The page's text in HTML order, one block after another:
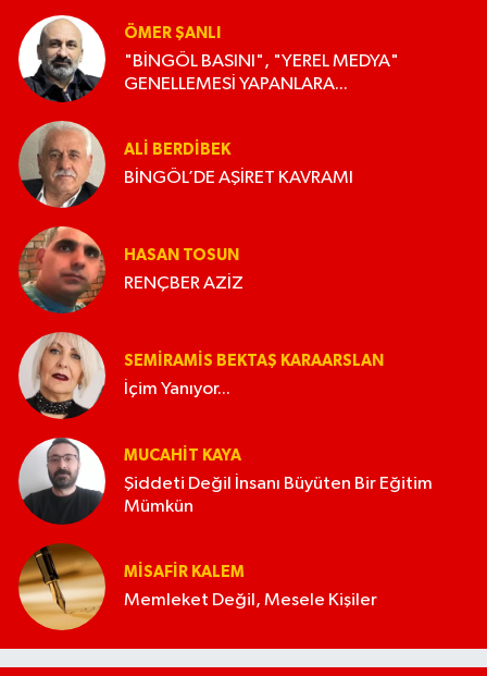
ÖMER ŞANLI
"BİNGÖL BASINI", "YEREL MEDYA"
GENELLEMESİ YAPANLARA...
ALI BERDIBEK
BİNGÖL’DE AŞİRET KAVRAMI
HASAN TOSUN
RENÇBER AZİZ
SEMIRAMIS BEKTAŞ KARAARSLAN
İçim Yanıyor...
MUCAHIT KAYA
Şiddeti Değil İnsanı Büyüten Bir Eğitim
Mümkün
MISAFIR KALEM
Memleket Değil, Mesele Kişiler